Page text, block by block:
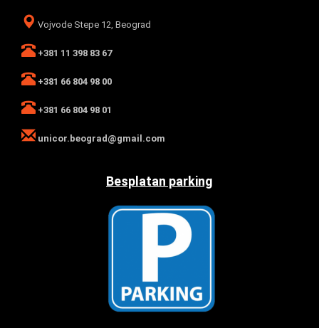
Vojvode Stepe 12, Beograd
+381 11 398 83 67
+381 66 804 98 00
+381 66 804 98 01
unicor.beograd@gmail.com
Besplatan parking